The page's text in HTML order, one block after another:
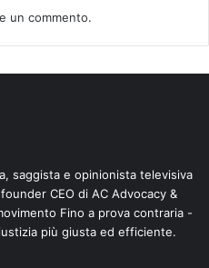
un commento.
saggista e opinionista televisiva
CEO di AC Advocacy &
Fino a prova contraria -
più giusta ed efficiente.